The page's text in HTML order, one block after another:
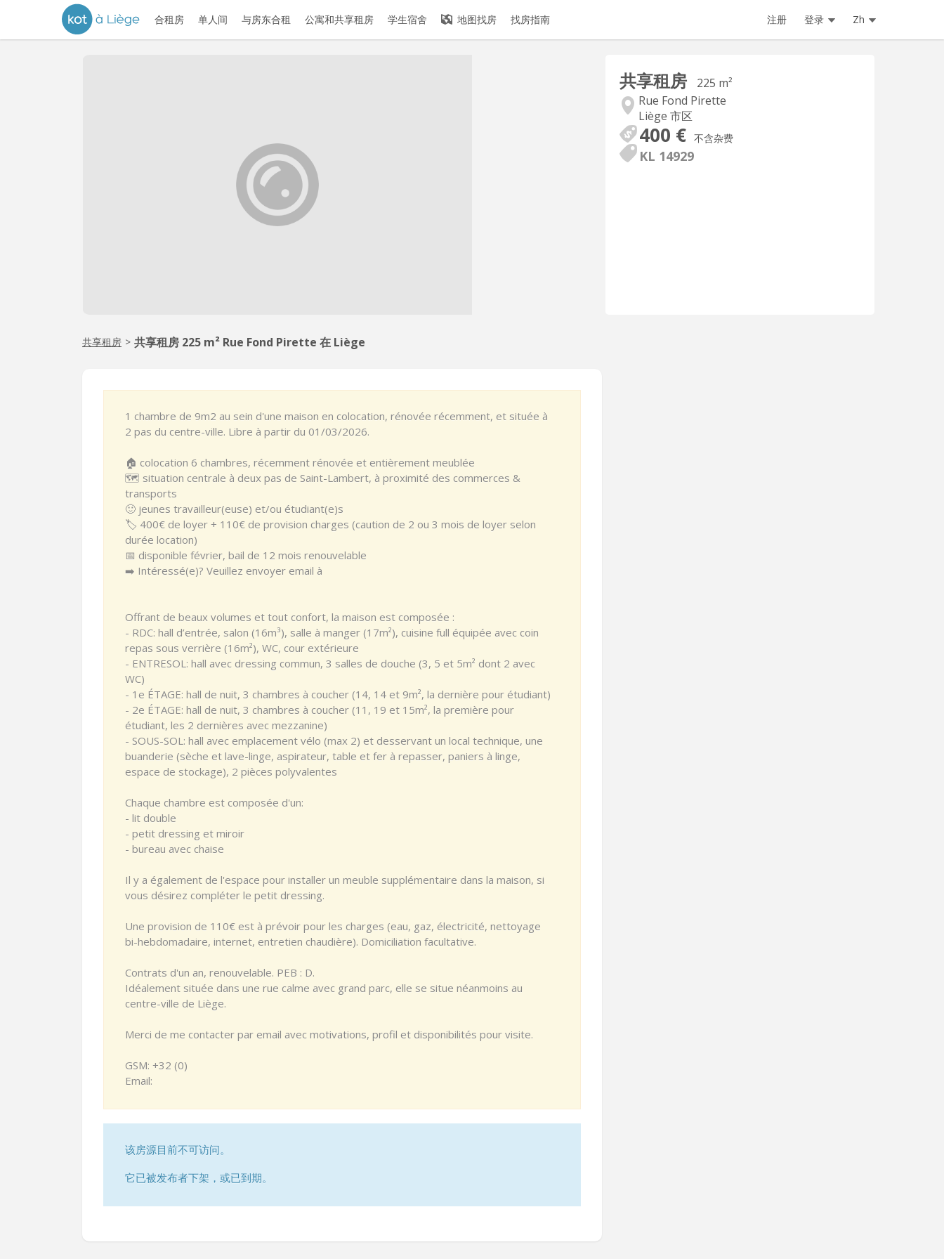
合租房 单人间 与房东合租 公寓和共享租房 学生宿舍 地图找房 找房指南 注册 登录 Zh
共享租房
225 m²
Rue Fond Pirette
Liège 市区
400 € 不含杂费
KL 14929
共享租房 > 共享租房 225 m² Rue Fond Pirette 在 Liège
1 chambre de 9m2 au sein d'une maison en colocation, rénovée récemment, et située à
2 pas du centre-ville. Libre à partir du 01/03/2026.
🏠 colocation 6 chambres, récemment rénovée et entièrement meublée
🗺️ situation centrale à deux pas de Saint-Lambert, à proximité des commerces &
transports
🙂 jeunes travailleur(euse) et/ou étudiant(e)s
🏷️ 400€ de loyer + 110€ de provision charges (caution de 2 ou 3 mois de loyer selon
durée location)
📅 disponible février, bail de 12 mois renouvelable
➡️ Intéressé(e)? Veuillez envoyer email à
Offrant de beaux volumes et tout confort, la maison est composée :
- RDC: hall d’entrée, salon (16m³), salle à manger (17m²), cuisine full équipée avec coin
repas sous verrière (16m²), WC, cour extérieure
- ENTRESOL: hall avec dressing commun, 3 salles de douche (3, 5 et 5m² dont 2 avec
WC)
- 1e ÉTAGE: hall de nuit, 3 chambres à coucher (14, 14 et 9m², la dernière pour étudiant)
- 2e ÉTAGE: hall de nuit, 3 chambres à coucher (11, 19 et 15m², la première pour
étudiant, les 2 dernières avec mezzanine)
- SOUS-SOL: hall avec emplacement vélo (max 2) et desservant un local technique, une
buanderie (sèche et lave-linge, aspirateur, table et fer à repasser, paniers à linge,
espace de stockage), 2 pièces polyvalentes
Chaque chambre est composée d'un:
- lit double
- petit dressing et miroir
- bureau avec chaise
Il y a également de l'espace pour installer un meuble supplémentaire dans la maison, si
vous désirez compléter le petit dressing.
Une provision de 110€ est à prévoir pour les charges (eau, gaz, électricité, nettoyage
bi-hebdomadaire, internet, entretien chaudière). Domiciliation facultative.
Contrats d'un an, renouvelable. PEB : D.
Idéalement située dans une rue calme avec grand parc, elle se situe néanmoins au
centre-ville de Liège.
Merci de me contacter par email avec motivations, profil et disponibilités pour visite.
GSM: +32 (0)
Email:
该房源目前不可访问。
它已被发布者下架，或已到期。